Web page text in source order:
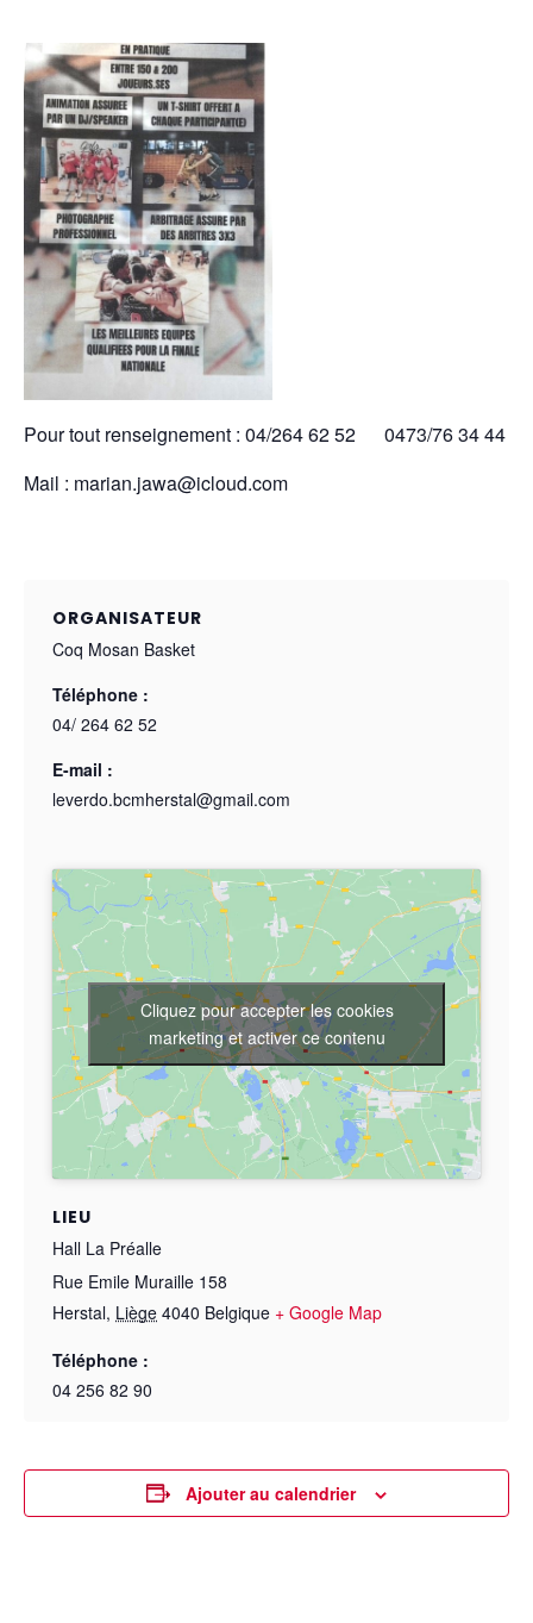
Pour tout renseignement : 04/264 62 52 0473/76 34 44
Mail : marian.jawa@icloud.com
ORGANISATEUR
Coq Mosan Basket
Téléphone :
04/ 264 62 52
E-mail :
leverdo.bcmherstal@gmail.com
LIEU
Hall La Préalle
Rue Emile Muraille 158
Herstal, Liège 4040 Belgique + Google Map
Téléphone :
04 256 82 90
Cliquez pour accepter les cookies
marketing et activer ce contenu
Ajouter au calendrier